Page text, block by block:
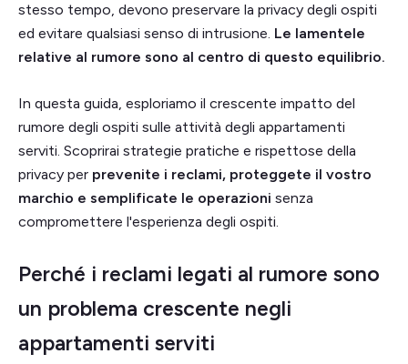
stesso tempo, devono preservare la privacy degli ospiti
ed evitare qualsiasi senso di intrusione. Le lamentele
relative al rumore sono al centro di questo equilibrio.
In questa guida, esploriamo il crescente impatto del
rumore degli ospiti sulle attività degli appartamenti
serviti. Scoprirai strategie pratiche e rispettose della
privacy per prevenite i reclami, proteggete il vostro
marchio e semplificate le operazioni senza
compromettere l'esperienza degli ospiti.
Perché i reclami legati al rumore sono
un problema crescente negli
appartamenti serviti